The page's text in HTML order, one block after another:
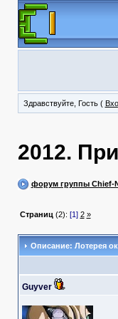
Здравствуйте, Гость (
2012.
форум группы Chief-
Страниц (2): [1] 2 »
Описание: Лотерея
Guyver